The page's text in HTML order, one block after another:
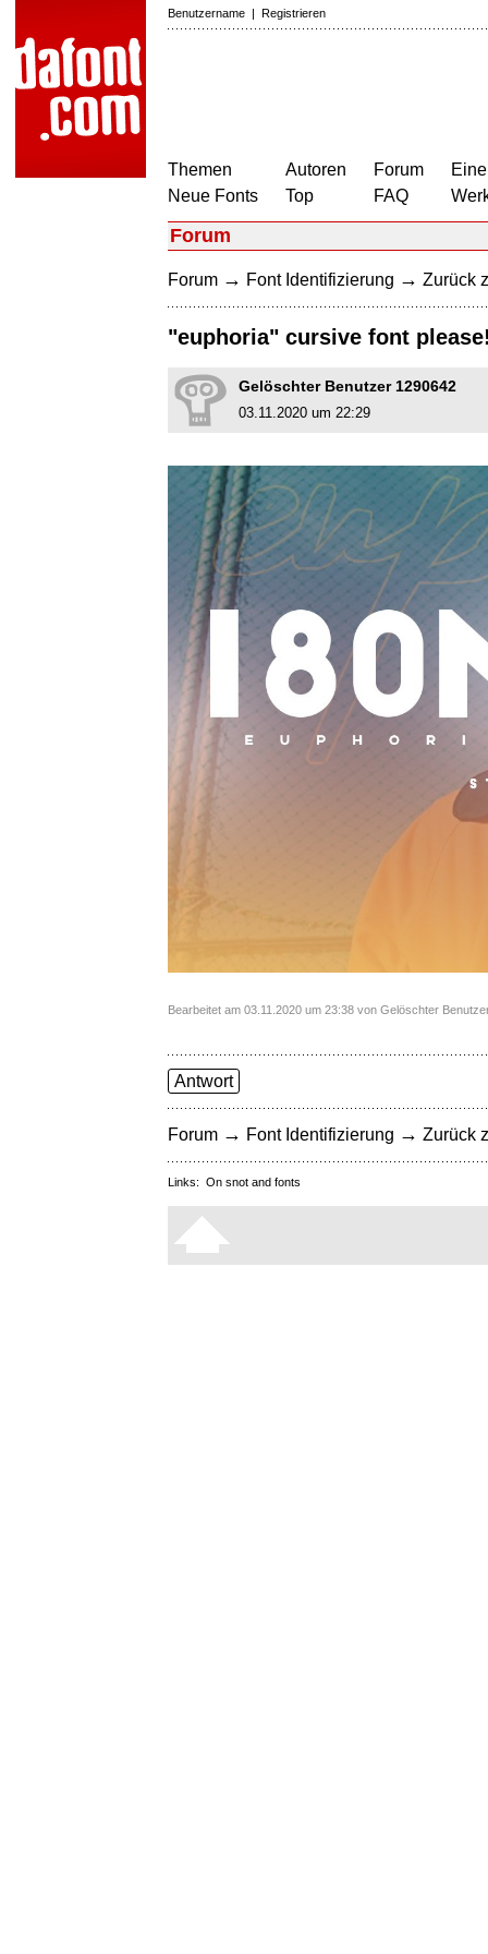
Benutzername | Registrieren
Themen
Neue Fonts
Autoren
Top
Forum
FAQ
Forum
Forum → Font Identifizierung → Zurück
"euphoria" cursive font
Gelöschter Benutzer 1290642
03.11.2020 um 22:29
Bearbeitet am 03.11.2020 um 23:38 von Gelöschter
Antwort
Forum → Font Identifizierung → Zurück
Links: On snot and fonts